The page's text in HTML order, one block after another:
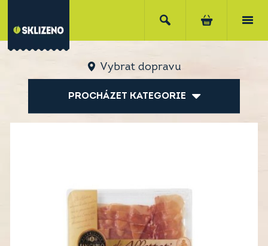
Vybrat dopravu
PROCHÁZET KATEGORIE